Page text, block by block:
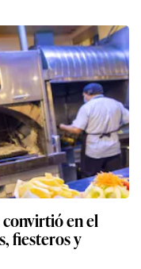
en el
fiesteros y